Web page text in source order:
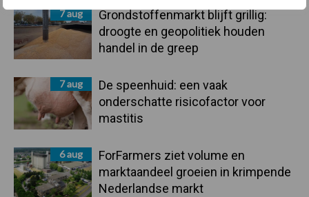
7 aug
Grondstoffenmarkt blijft grillig:
droogte en geopolitiek houden
handel in de greep
7 aug
De speenhuid: een vaak
onderschatte risicofactor voor
mastitis
6 aug
ForFarmers ziet volume en
marktaandeel groeien in krimpende
Nederlandse markt